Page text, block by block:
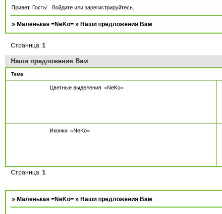
Привет, Гость! Войдитеили зарегистрируйтесь.
»Маленькая =NeKo= »Наши предложения Вам
Наши предложения Вам
Страница:1
Тема
Цветные выделения =NeKo=
Иконки =NeKo=
Страница:1
» Маленькая =NeKo= » Наши предложения Вам